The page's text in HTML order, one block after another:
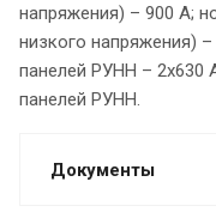
напряжения) – 900 А;
низкого напряжения)
панелей РУНН – 2х630
панелей РУНН.
Документы